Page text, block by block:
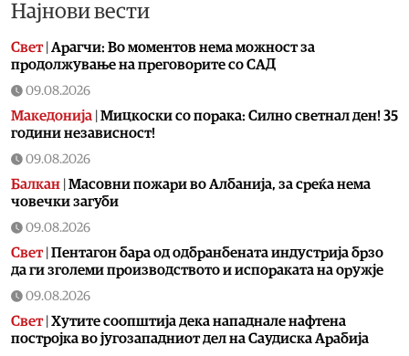
Најнови вести
Свет| Арагчи: Во моментов нема можност за
продолжување на преговорите со САД
09.08.2026
Македонија Мицкоски со порака: Силно светнал ден! 35
години независност!
09.08.2026
Балкан Масовни пожари во Албанија, за среќа нема
човечки загуби
09.08.2026
Свет| Пентагон бара од одбранбената индустрија брзо
да ги зголеми производството и испораката на оружје
09.08.2026
Свет| Хутите соопштија дека нападнале нафтена
постројка во југозападниот дел на Саудиска Арабија